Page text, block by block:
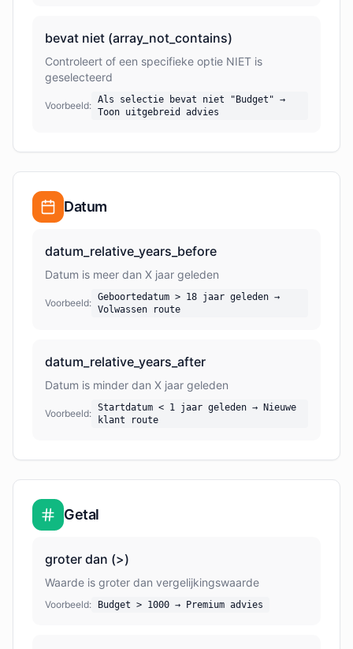
bevat niet (array_not_contains)
Controleert of een specifieke optie NIET is
geselecteerd
Voorbeeld: Als selectie bevat niet "Budget" →
Toon uitgebreid advies
Datum
datum_relative_years_before
Datum is meer dan X jaar geleden
Voorbeeld: Geboortedatum > 18 jaar geleden →
Volwassen route
datum_relative_years_after
Datum is minder dan X jaar geleden
Voorbeeld: Startdatum < 1 jaar geleden → Nieuwe
klant route
Getal
groter dan (>)
Waarde is groter dan vergelijkingswaarde
Voorbeeld: Budget > 1000 → Premium advies